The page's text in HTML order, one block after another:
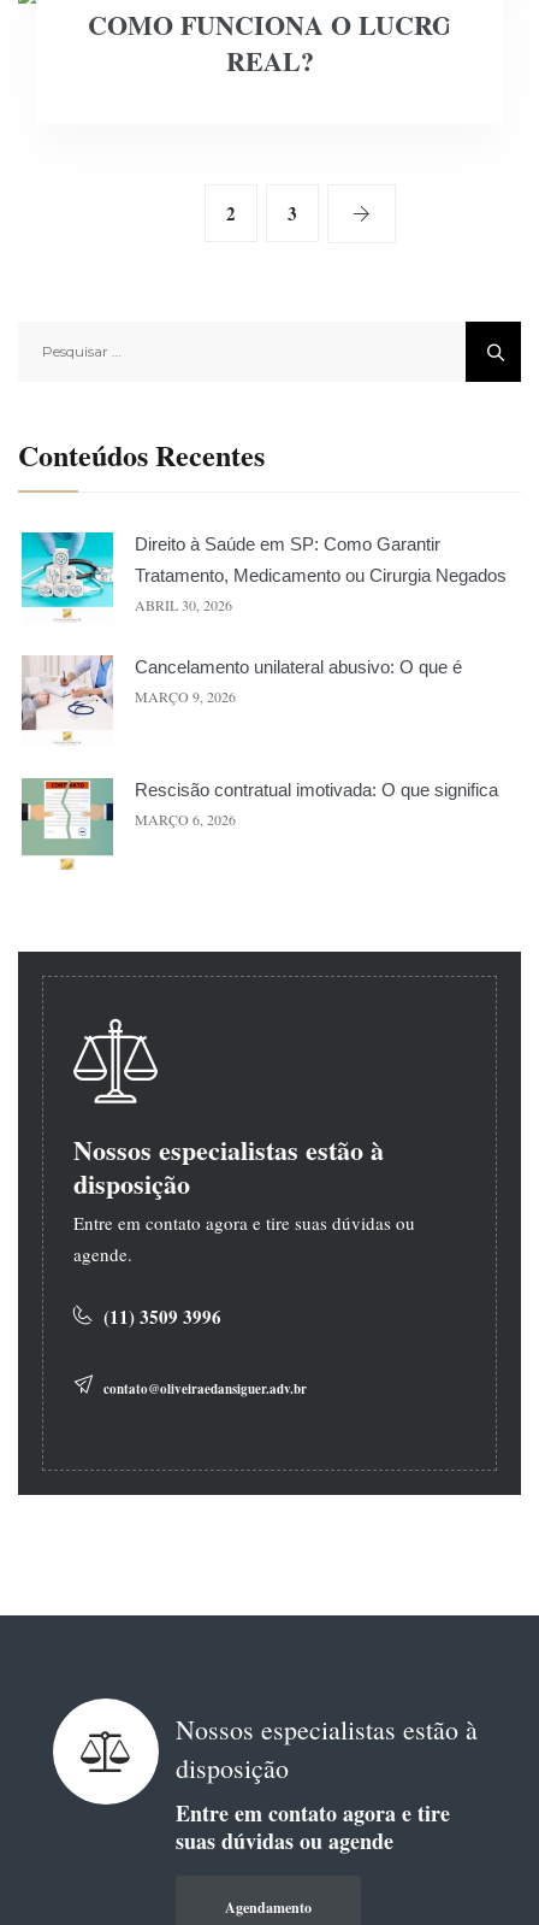
16
COMO FUNCIONA O LUCRO
REAL?
2 3
por:
Conteúdos Recentes
Direito à Saúde em SP: Como Garantir
Tratamento, Medicamento ou Cirurgia Negados
ABRIL 30, 2026
Cancelamento unilateral abusivo: O que é
MARÇO 9, 2026
Rescisão contratual imotivada: O que significa
MARÇO 6, 2026
Nossos especialistas estão à
disposição
Entre em contato agora e tire suas dúvidas ou
agende.
(11) 3509 3996
contato@oliveiraedansiguer.adv.br
Nossos especialistas estão à
disposição
Entre em contato agora e tire
suas dúvidas ou agende
Agendamento